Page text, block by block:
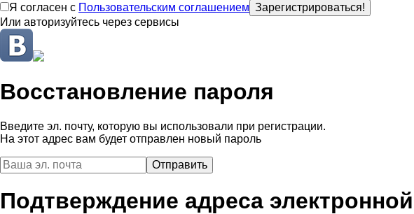
Я согласен с Пользовательским соглашением Зарегистрироваться!
Или авторизуйтесь через сервисы
Восстановление пароля
Введите эл. почту, которую вы использовали при регистрации.
На этот адрес вам будет отправлен новый пароль
Подтверждение адреса